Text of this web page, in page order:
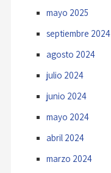
mayo 2025
septiembre 2024
agosto 2024
julio 2024
junio 2024
mayo 2024
abril 2024
marzo 2024